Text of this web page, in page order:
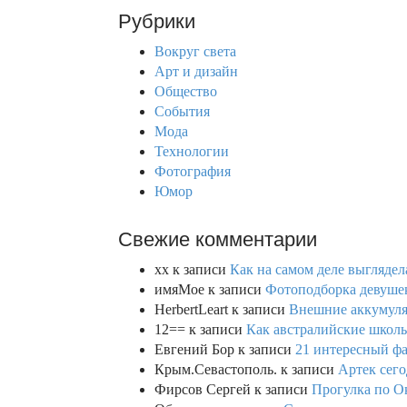
c
Рубрики
Вокруг света
Арт и дизайн
Общество
События
Мода
Технологии
Фотография
Юмор
Свежие комментарии
xx к записи Как на самом деле
имяМое к записи Фотоподборка
HerbertLeart к записи Внешние
12== к записи Как австралийские
Евгений Бор к записи 21 интересный
Крым.Севастополь. к записи Артек
Фирсов Сергей к записи Прогулка по